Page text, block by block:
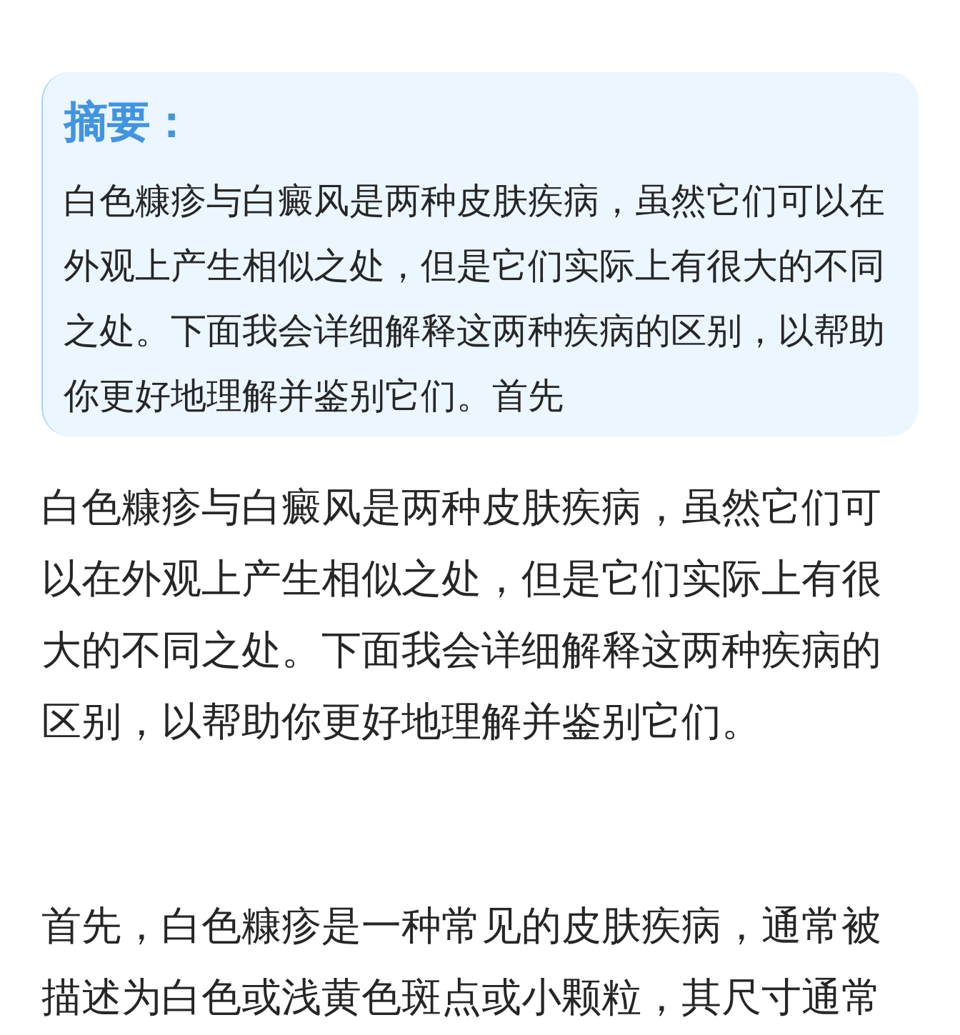
摘要：
白色糠疹与白癜风是两种皮肤疾病，虽然它们可以在
外观上产生相似之处，但是它们实际上有很大的不同
之处。下面我会详细解释这两种疾病的区别，以帮助
你更好地理解并鉴别它们。首先
白色糠疹与白癜风是两种皮肤疾病，虽然它们可
以在外观上产生相似之处，但是它们实际上有很
大的不同之处。下面我会详细解释这两种疾病的
区别，以帮助你更好地理解并鉴别它们。
首先，白色糠疹是一种常见的皮肤疾病，通常被
描述为白色或浅黄色斑点或小颗粒，其尺寸通常